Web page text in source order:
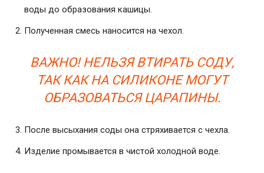
воды до образования кашицы.
Полученная смесь наносится на чехол.
ВАЖНО! НЕЛЬЗЯ ВТИРАТЬ СОДУ,
ТАК КАК НА СИЛИКОНЕ МОГУТ
ОБРАЗОВАТЬСЯ ЦАРАПИНЫ.
После высыхания соды она стряхивается с чехла.
Изделие промывается в чистой холодной воде.